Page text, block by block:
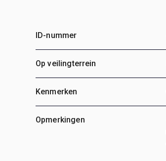
ID-nummer
Op veilingterrein
Kenmerken
Opmerkingen